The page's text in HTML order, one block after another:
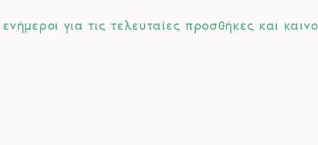
για τις τελευταίες προσθήκες και